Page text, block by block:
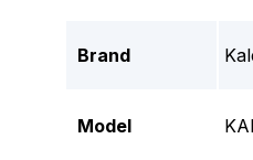
Brand
Model